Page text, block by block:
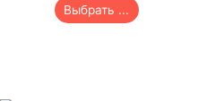
Выбрать ...